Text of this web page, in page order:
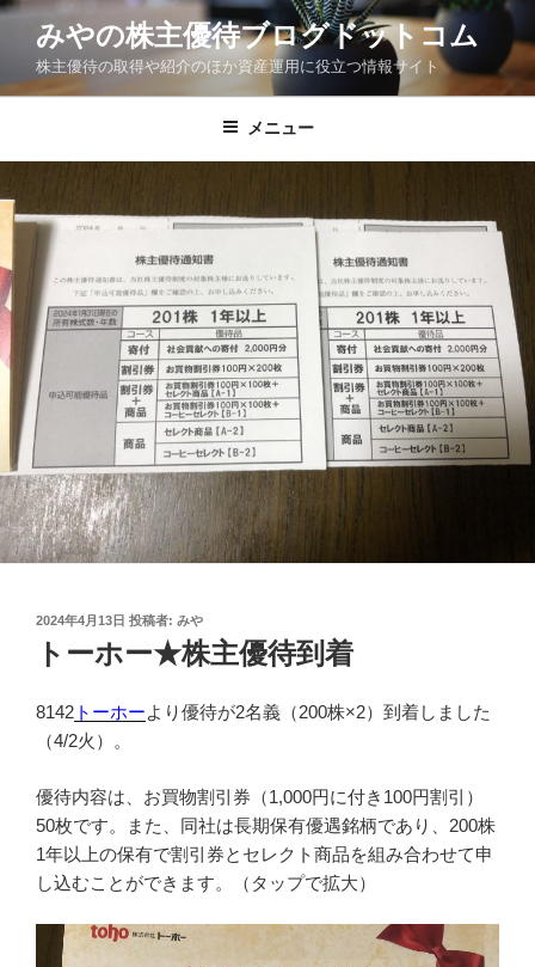
コ
ン
キ
プ
みやの株主優待ブログドットコム
株主優待の取得や紹介のほか資産運用に役立つ情報サイト
メニュー
投
稿
2024年4月13日 投稿者: みや
トーホー★株主優待到着
8142 トーホーより優待が2名義（200株×2）到着しました
（4/2火）。
優待内容は、お買物割引券（1,000円に付き100円割引）
50枚です。また、同社は長期保有優遇銘柄であり、200株
1年以上の保有で割引券とセレクト商品を組み合わせて申
し込むことができます。（タップで拡大）